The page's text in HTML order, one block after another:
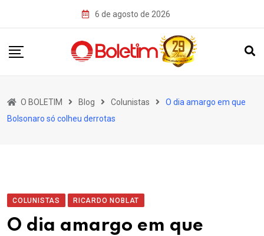
6 de agosto de 2026
O BOLETIM Blog Colunistas
O dia amargo em que
Bolsonaro só colheu derrotas
COLUNISTAS RICARDO NOBLAT
O dia amargo em que